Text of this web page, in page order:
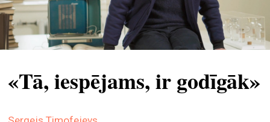
«Tā, iespējams, ir godīgāk»